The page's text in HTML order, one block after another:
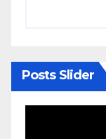
Posts Slider